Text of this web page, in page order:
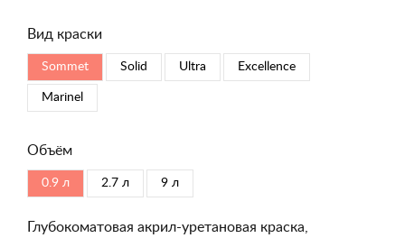
Вид краски
Sommet Solid Ultra Excellence
Marinel
Объём
0.9 л 2.7 л 9 л
Глубокоматовая акрил-уретановая краска,